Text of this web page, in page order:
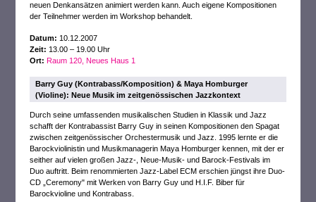
neuen Denkansätzen animiert werden kann. Auch eigene Kompositionen
der Teilnehmer werden im Workshop behandelt.
Datum: 10.12.2007
Zeit: 13.00 – 19.00 Uhr
Ort: Raum 120, Neues Haus 1
Barry Guy (Kontrabass/Komposition) & Maya Homburger
(Violine): Neue Musik im zeitgenössischen Jazzkontext
Durch seine umfassenden musikalischen Studien in Klassik und Jazz
schafft der Kontrabassist Barry Guy in seinen Kompositionen den Spagat
zwischen zeitgenössischer Orchestermusik und Jazz. 1995 lernte er die
Barockviolinistin und Musikmanagerin Maya Homburger kennen, mit der er
seither auf vielen großen Jazz-, Neue-Musik- und Barock-Festivals im
Duo auftritt. Beim renommierten Jazz-Label ECM erschien jüngst ihre Duo-
CD „Ceremony" mit Werken von Barry Guy und H.I.F. Biber für
Barockvioline und Kontrabass.